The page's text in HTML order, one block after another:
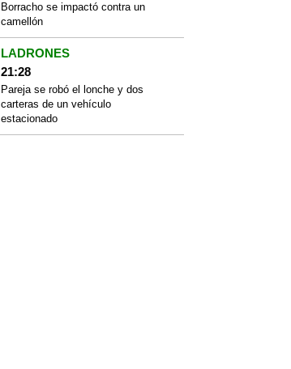
Borracho se impactó contra un
camellón
LADRONES
21:28
Pareja se robó el lonche y dos
carteras de un vehículo
estacionado